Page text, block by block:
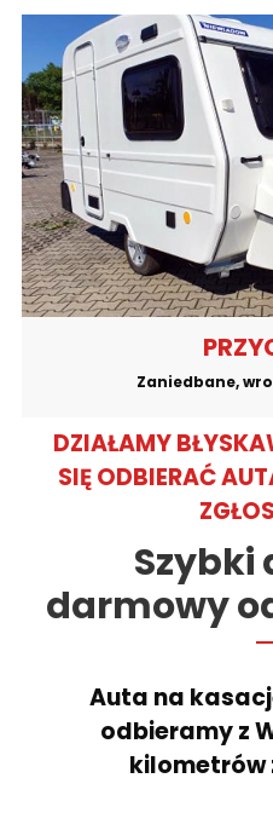
Zaniedbane,
DZIAŁAMY
SIĘ ODBIERAĆ
Szybki
darmowy
Auta na
odbieramy z
kilometrów